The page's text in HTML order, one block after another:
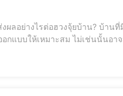
กแบบให้เหมาะสม ไม่เช่นนั้นอา